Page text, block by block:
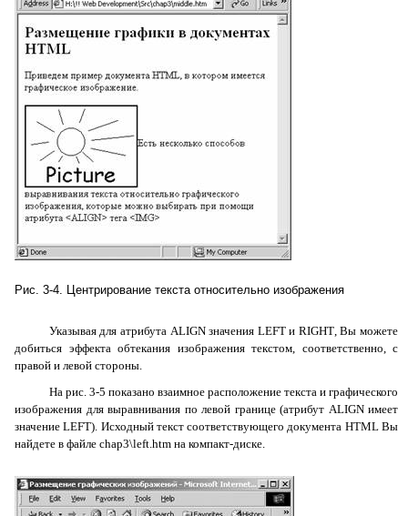
Рис. 3-4. Центрирование текста относительно изображения
Указывая для атрибута ALIGNзначения LEFTи RIGHT, Вы можете
добиться эффекта обтекания изображения текстом, соответственно, с
правой и левой стороны.
На рис. 3-5 показано взаимное расположение текста и графического
изображения для выравнивания по левой границе (атрибут ALIGNимеет
значениеLEFT). Исходный текст соответствующего документа HTMLВы
найдете в файле chap3\left.htm на компакт-диске.